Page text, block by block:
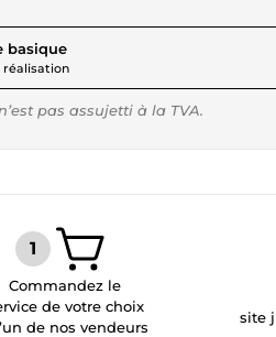
basiquepour 23,09 $US
réalisation
pas assujetti à la TVA.
Commandez le
de votre choix
de nos vendeurs
site